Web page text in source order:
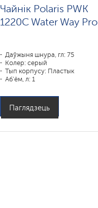
Чайнік Polaris PWK
1220C Water Way Pro
Даўжыня шнура, гл: 75
Колер: серый
Тып корпусу: Пластык
Аб'ём, л: 1
Паглядзець